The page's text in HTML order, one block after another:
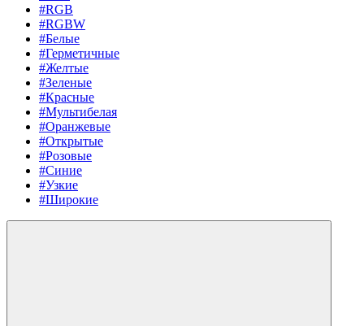
#RGB
#RGBW
#Белые
#Герметичные
#Желтые
#Зеленые
#Красные
#Мультибелая
#Оранжевые
#Открытые
#Розовые
#Синие
#Узкие
#Широкие